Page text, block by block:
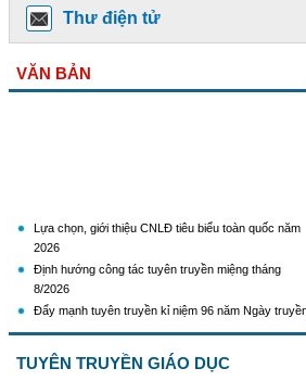
Thư điện tử
VĂN BẢN
2026
Định hướng công tác tuyên truyền miệng tháng
8/2026
Đẩy mạnh tuyên truyền kỉ niệm 96 năm Ngày truyền
thống ngành Tuyên giáo của Đảng
Kế hoạch Tổ chức Cuộc thi sáng tạo video, clip
tuyên truyền phòng, chống tác hại của thuốc lá năm
TUYÊN TRUYỀN GIÁO DỤC